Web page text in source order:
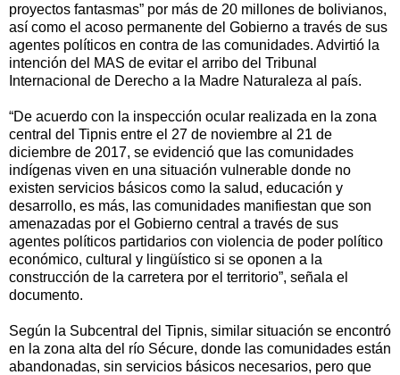
proyectos fantasmas” por más de 20 millones de bolivianos,
así como el acoso permanente del Gobierno a través de sus
agentes políticos en contra de las comunidades. Advirtió la
intención del MAS de evitar el arribo del Tribunal
Internacional de Derecho a la Madre Naturaleza al país.
“De acuerdo con la inspección ocular realizada en la zona
central del Tipnis entre el 27 de noviembre al 21 de
diciembre de 2017, se evidenció que las comunidades
indígenas viven en una situación vulnerable donde no
existen servicios básicos como la salud, educación y
desarrollo, es más, las comunidades manifiestan que son
amenazadas por el Gobierno central a través de sus
agentes políticos partidarios con violencia de poder político
económico, cultural y lingüístico si se oponen a la
construcción de la carretera por el territorio”, señala el
documento.
Según la Subcentral del Tipnis, similar situación se encontró
en la zona alta del río Sécure, donde las comunidades están
abandonadas, sin servicios básicos necesarios, pero que